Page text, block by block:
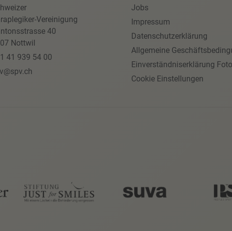
Vereinigung
40
Nottwil
41 939 54 00
Jobs
Impressum
Datenschutzerklärung
Allgemeine
Einverständniserklärung Foto
Cookie Einstellungen